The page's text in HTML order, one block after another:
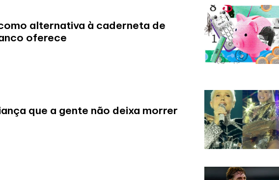
alternativa à caderneta de
oferece
que a gente não deixa morrer